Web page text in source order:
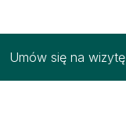
Umów się na wizytę